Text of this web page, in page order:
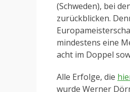
(Schweden), bei
zurückblicken.
mindestens eine
acht im Doppel
Alle Erfolge, die
wurde Werner